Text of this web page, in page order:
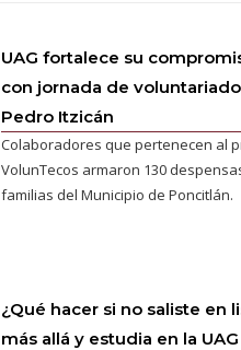
UAG fortalece su
con jornada de
Pedro Itzicán
Colaboradores que pertenecen al
VolunTecos armaron 130
familias del Municipio de Poncitlán.
¿Qué hacer si no saliste en
más allá y estudia en la UAG